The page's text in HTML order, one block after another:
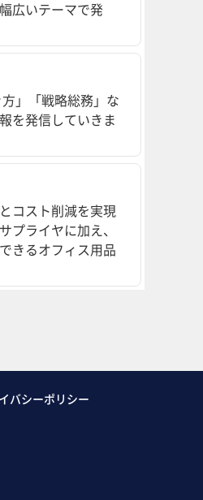
広いテーマで発
」「戦略総務」な
を発信していきま
コスト削減を実現
ライヤに加え、
きるオフィス用品
バシーポリシー